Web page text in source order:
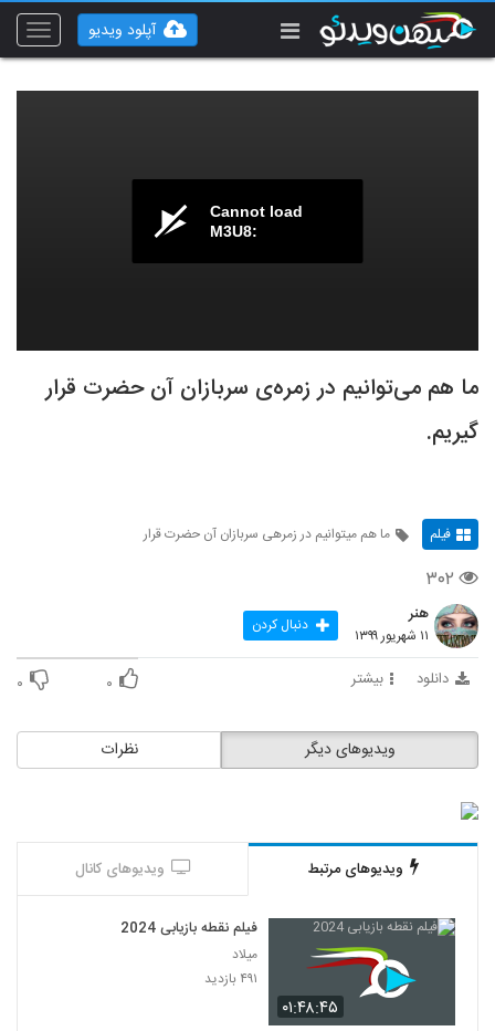
Toggle
آپلود ویدیو
Cannot load
M3U8:
ما هم می‌توانیم در زمره‌ی سربازان آن حضرت قرار
گیریم.
فیلم ما هم میتوانیم در زمرهی سربازان آن حضرت قرار
۳۰۲
هنر
۱۱ شهریور ۱۳۹۹ دنبال کردن
دانلود بیشتر ۰ ۰
نظرات ویدیوهای دیگر
ویدیوهای مرتبط ویدیوهای کانال
۰۱:۴۸:۴۵
فیلم نقطه بازیابی 2024
میلاد
۴۹۱ بازدید